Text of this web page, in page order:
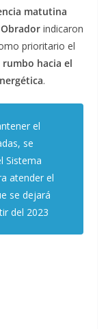
matutina
indicaron
prioritario el
hacia el
.
el
se
Sistema
atender el
se dejará
del 2023